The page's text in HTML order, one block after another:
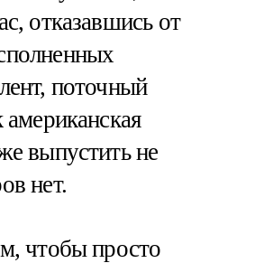
отказавшись от
поточный
американская
выпустить не
нет.
чтобы просто